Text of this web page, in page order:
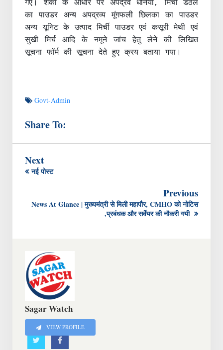
गए। शंका के आधार पर अपद्रव धनिया, मिर्ची डंठल
का पाउडर अन्य अपद्रव्य मूंगफली छिलका का पाउडर
अन्य यूनिट के उत्पाद मिर्ची पाउडर एवं कसूरी मेथी एवं
सुखी मिर्च आदि के नमूने जांच हेतु लेने की लिखित
सूचना फॉर्म की सूचना देते हुए क्रय बताया गया।
Govt-Admin
Share To:
Next
नई पोस्ट
Previous
News At Glance | मुख्यमंत्री से मिली महापौर, CMHO को नोटिस
,प्रबंधक और सर्वेयर की नौकरी गयी
Sagar Watch
VIEW PROFILE